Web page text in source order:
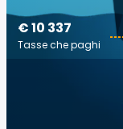
€ 10 337
Tasse che paghi